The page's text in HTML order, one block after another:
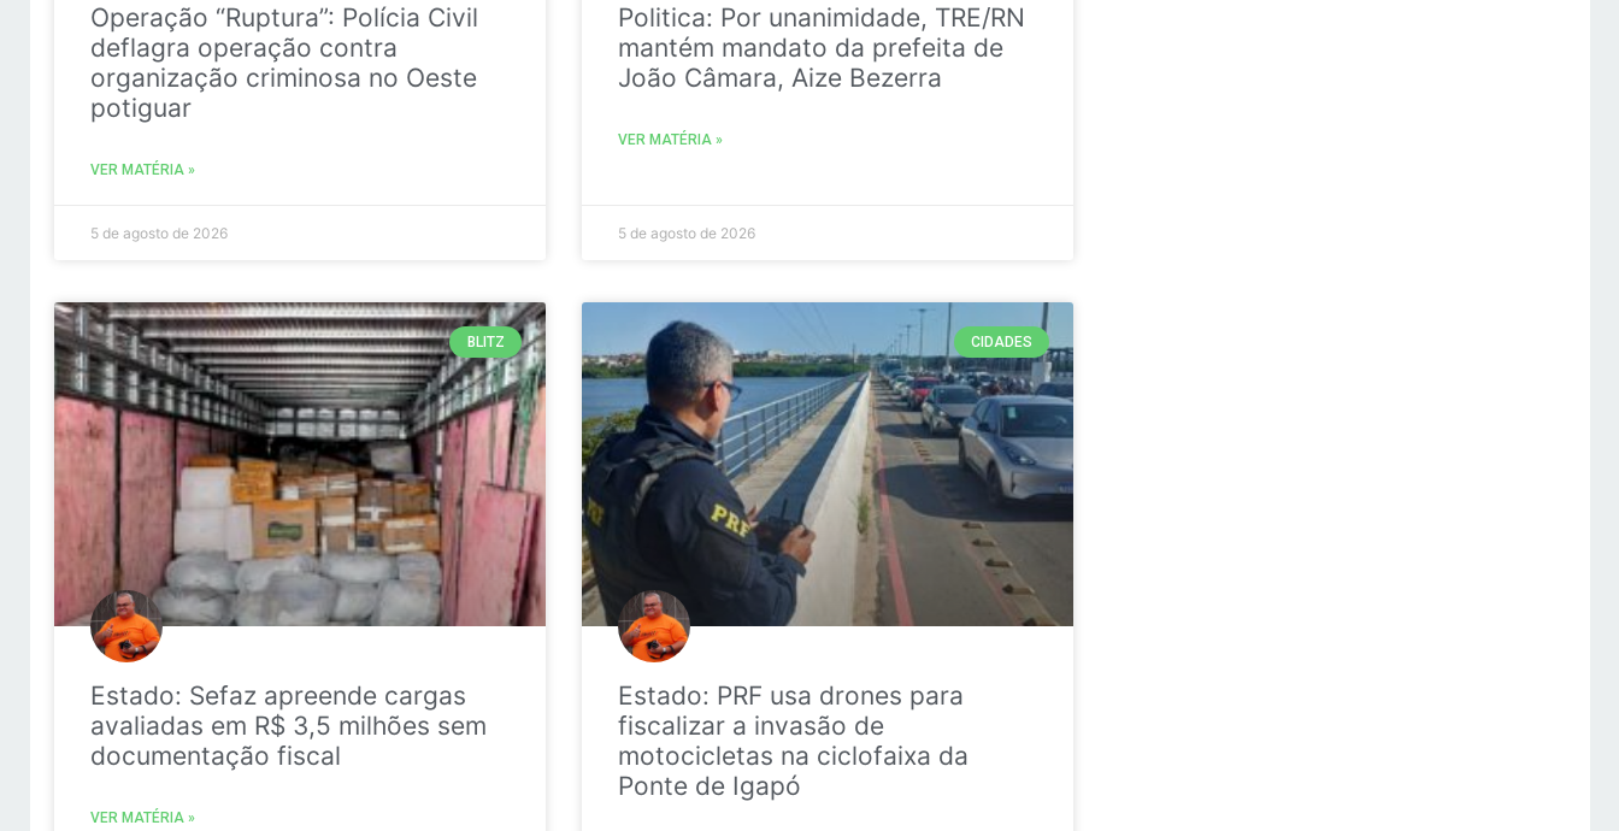
Operação “Ruptura”: Polícia Civil
deflagra operação contra
organização criminosa no Oeste
potiguar
VER MATÉRIA »
5 de agosto de 2026
Politica: Por unanimidade, TRE/RN
mantém mandato da prefeita de
João Câmara, Aize Bezerra
VER MATÉRIA »
5 de agosto de 2026
BLITZ
Estado: Sefaz apreende cargas
avaliadas em R$ 3,5 milhões sem
documentação fiscal
VER MATÉRIA »
CIDADES
Estado: PRF usa drones para
fiscalizar a invasão de
motocicletas na ciclofaixa da
Ponte de Igapó